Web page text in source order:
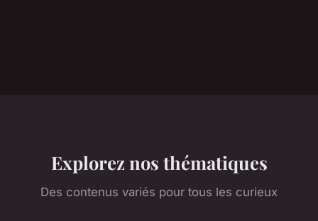
Explorez nos thématiques
Des contenus variés pour tous les curieux